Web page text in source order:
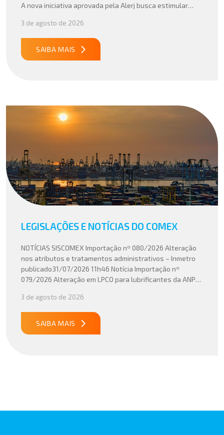
A nova iniciativa aprovada pela Alerj busca estimular
para empresas que atuam com importação e exportação,
especialmente em setores que […]
3 de agosto de 2026
SAIBA MAIS
LEGISLAÇÕES E NOTÍCIAS DO COMEX
NOTÍCIAS SISCOMEX Importação nº 080/2026 Alteração
nos atributos e tratamentos administrativos – Inmetro
publicado31/07/2026 11h46 Notícia Importação nº
079/2026 Alteração em LPCO para lubrificantes da ANP
078/2026 Atualização do cálculo do Imposto de
Importação no Acordo Mercosul – União Europeia
publicado29/07/2026 18h47 Notícia PUBLICADO DOU
31/07/26 ATO CONJUNTO RFB/CGIBS Nº […]
3 de agosto de 2026
SAIBA MAIS